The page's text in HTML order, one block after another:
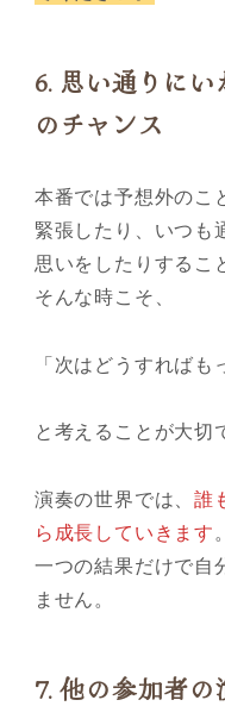
6. 思い通りに
のチャンス
本番では予想外のこ
緊張したり、いつも
思いをしたりするこ
そんな時こそ、
「次はどうすればも
と考えることが大切
演奏の世界では、誰
ら成長していきます。
一つの結果だけで自
ません。
7.他の参加者の